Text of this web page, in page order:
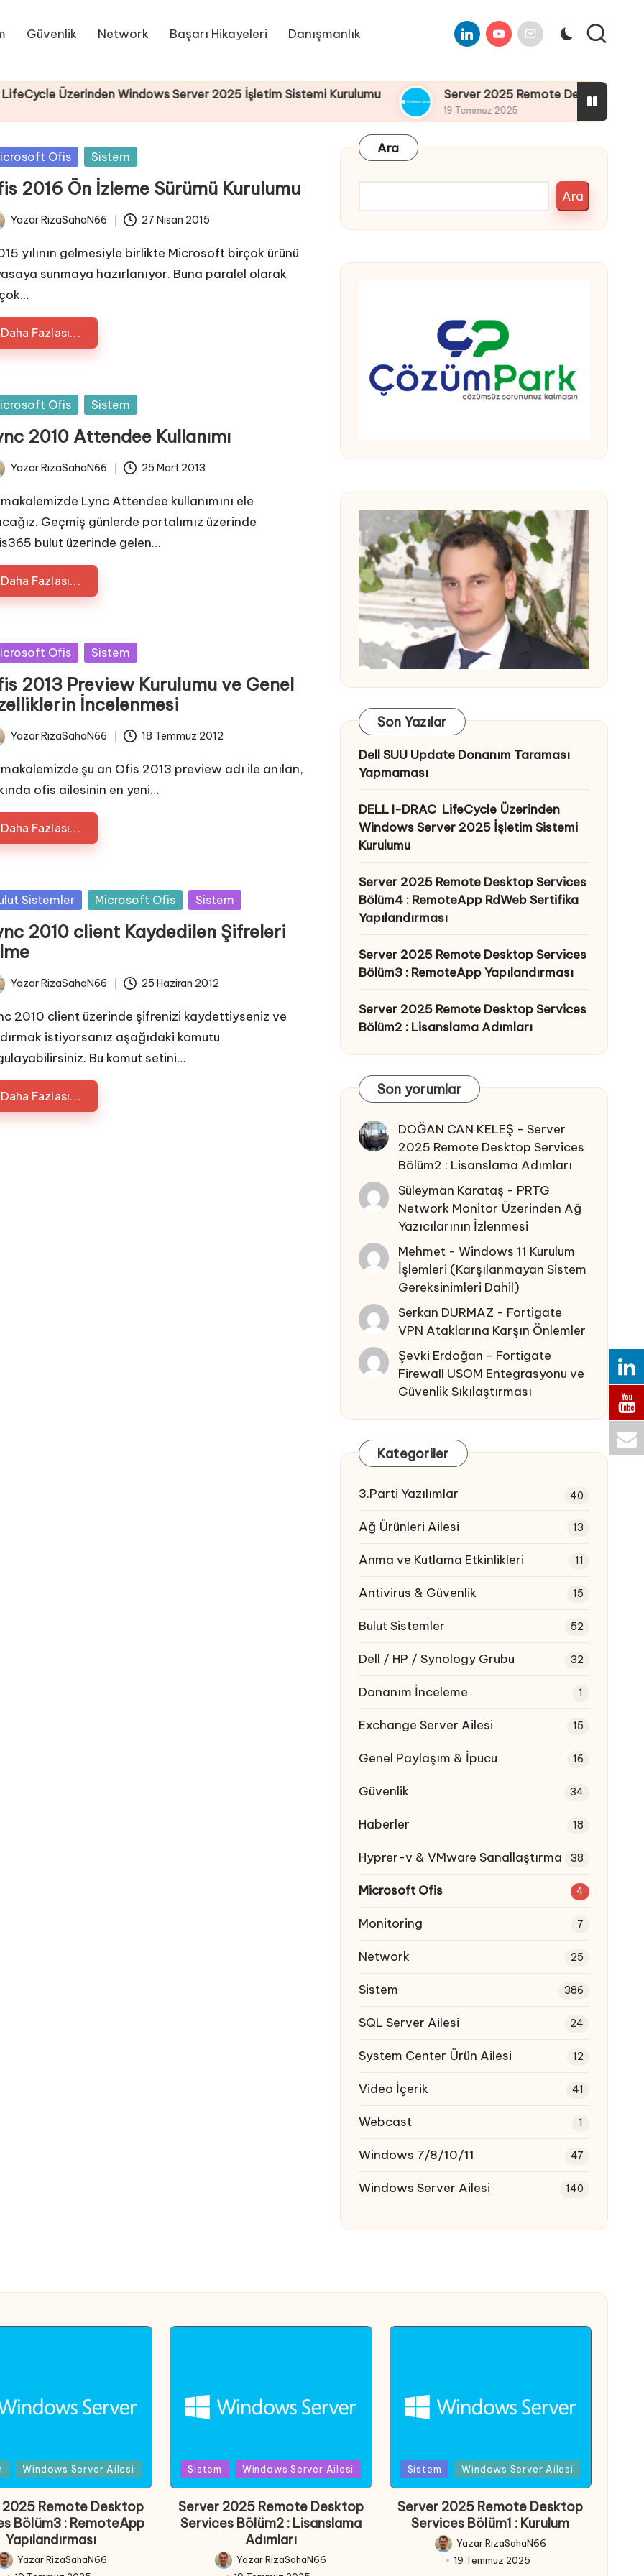
Güvenlik Network Başarı Hikayeleri Danışmanlık LinkedinYoutube
E-
Mail
Üzerinden Windows Server 2025 İşletim Sistemi Kurulumu Server 2025 Remote Desktop Services
19 Temmuz 2025
Ofis Sistem
2016 Ön İzleme Sürümü Kurulumu
Yazar RizaSahaN66 27 Nisan 2015
yılının gelmesiyle birlikte Microsoft birçok ürünü
sunmaya hazırlanıyor. Buna paralel olarak
Daha Fazlası...
Ofis Sistem
2010 Attendee Kullanımı
Yazar RizaSahaN66 25 Mart 2013
Lync Attendee kullanımını ele
Geçmiş günlerde portalımız üzerinde
bulut üzerinde gelen…
Daha Fazlası...
Ofis Sistem
2013 Preview Kurulumu ve Genel
İncelenmesi
Yazar RizaSahaN66 18 Temmuz 2012
makalemizde şu an Ofis 2013 preview adı ile anılan,
ofis ailesinin en yeni…
Daha Fazlası...
Sistemler Microsoft Ofis Sistem
2010 client Kaydedilen Şifreleri
Yazar RizaSahaN66 25 Haziran 2012
2010 client üzerinde şifrenizi kaydettiyseniz ve
istiyorsanız aşağıdaki komutu
Bu komut setini…
Daha Fazlası...
Ara
Ara
Son Yazılar
Dell SUU Update Donanım Taraması
Yapmaması
DELL I-DRAC LifeCycle Üzerinden
Windows Server 2025 İşletim Sistemi
Kurulumu
Server 2025 Remote Desktop Services
Bölüm4 : RemoteApp RdWeb Sertifika
Yapılandırması
Server 2025 Remote Desktop Services
Bölüm3 : RemoteApp Yapılandırması
Server 2025 Remote Desktop Services
Bölüm2 : Lisanslama Adımları
Son yorumlar
DOĞAN CAN KELEŞ -Server
2025 Remote Desktop Services
Bölüm2 : Lisanslama Adımları
Süleyman Karataş - PRTG
Network Monitor Üzerinden Ağ
Yazıcılarının İzlenmesi
Mehmet -Windows 11 Kurulum
İşlemleri (Karşılanmayan Sistem
Gereksinimleri Dahil)
Serkan DURMAZ - Fortigate
VPN Ataklarına Karşın Önlemler
Şevki Erdoğan - Fortigate
Firewall USOM Entegrasyonu ve
Güvenlik Sıkılaştırması
Kategoriler
3.Parti Yazılımlar 40
Ağ Ürünleri Ailesi 13
Anma ve Kutlama Etkinlikleri 11
Antivirus & Güvenlik 15
Bulut Sistemler 52
Dell / HP / Synology Grubu 32
Donanım İnceleme 1
Exchange Server Ailesi 15
Genel Paylaşım & İpucu 16
Güvenlik 34
Haberler 18
Hyprer-v & VMware Sanallaştırma 38
Microsoft Ofis 4
Monitoring 7
Network 25
Sistem 386
SQL Server Ailesi 24
System Center Ürün Ailesi 12
Video İçerik 41
Webcast 1
Windows 7/8/10/11 47
Windows Server Ailesi 140
Windows Server Ailesi
2025 Remote Desktop
Bölüm3 : RemoteApp
Yapılandırması
YazarRizaSahaN66
Posted
in
Sistem Windows Server Ailesi
Server 2025 Remote Desktop
Services Bölüm2 : Lisanslama
Adımları
Posted
YazarRizaSahaN66
Posted
in
Sistem Windows Server Ailesi
Server 2025 Remote Desktop
Services Bölüm1 : Kurulum
Posted
YazarRizaSahaN66
19 Temmuz 2025